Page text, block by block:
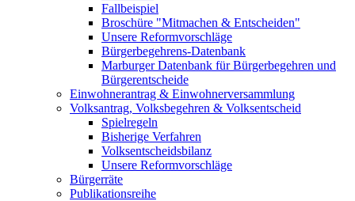
Fallbeispiel
Broschüre "Mitmachen & Entscheiden"
Unsere Reformvorschläge
Bürgerbegehrens-Datenbank
Marburger Datenbank für Bürgerbegehren und
Bürgerentscheide
Einwohnerantrag & Einwohnerversammlung
Volksantrag, Volksbegehren & Volksentscheid
Spielregeln
Bisherige Verfahren
Volksentscheidsbilanz
Unsere Reformvorschläge
Bürgerräte
Publikationsreihe